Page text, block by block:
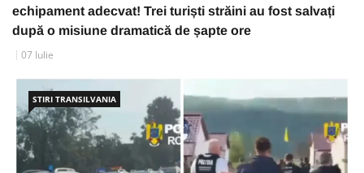
echipament adecvat! Trei turiști străini au fost salvați
după o misiune dramatică de șapte ore
07 Iulie
STIRI TRANSILVANIA